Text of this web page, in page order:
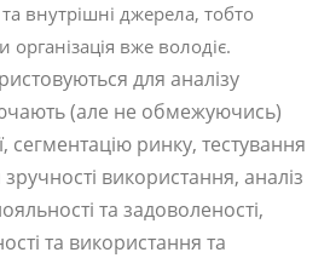
та внутрішні джерела, тобто
організація вже володіє.
для аналізу
(але не обмежуючись)
сегментацію ринку, тестування
використання, аналіз
та задоволеності,
та використання та